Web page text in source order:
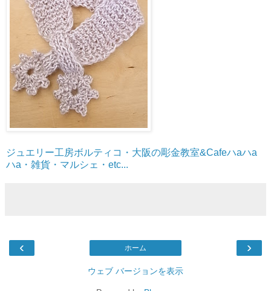
ジュエリー工房ボルティコ・大阪の彫金教室&Cafeハaハa
ハa・雑貨・マルシェ・etc...
‹ ›
ホーム
ウェブ バージョンを表示